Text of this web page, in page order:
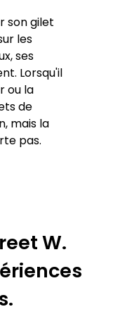
son gilet
les
ses
Lorsqu'il
ou la
de
mais la
pas.
W.